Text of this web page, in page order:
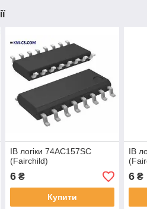
ІВ логіки 74AC157SC
(Fairchild)
6₴
Купити
ІВ
6 ₴